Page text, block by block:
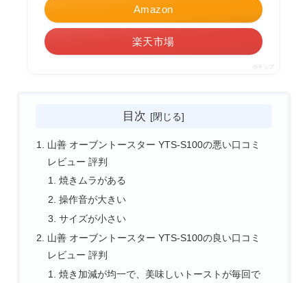
Amazon
楽天市場
ポチップ
目次
山善 オーブントースター YTS-S100の悪い口コミ
レビュー 評判
焼きムラがある
操作音が大きい
サイズが小さい
山善 オーブントースター YTS-S100の良い口コミ
レビュー 評判
焼き加減が均一で、美味しいトーストが毎回で